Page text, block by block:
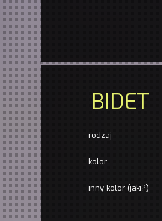
BIDET
rodzaj
kolor
inny kolor (jaki?)